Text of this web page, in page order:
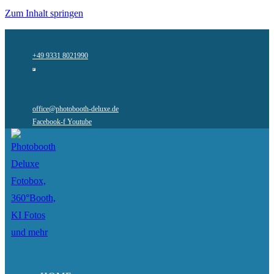
Zum Inhalt springen
+49 9331 8021990
office@photobooth-deluxe.de
Facebook-f Youtube